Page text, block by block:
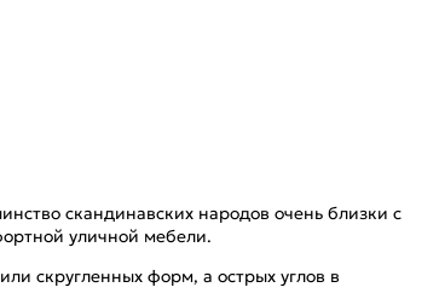
скандинавских народов очень близки с
уличной мебели.
скругленных форм, а острых углов в